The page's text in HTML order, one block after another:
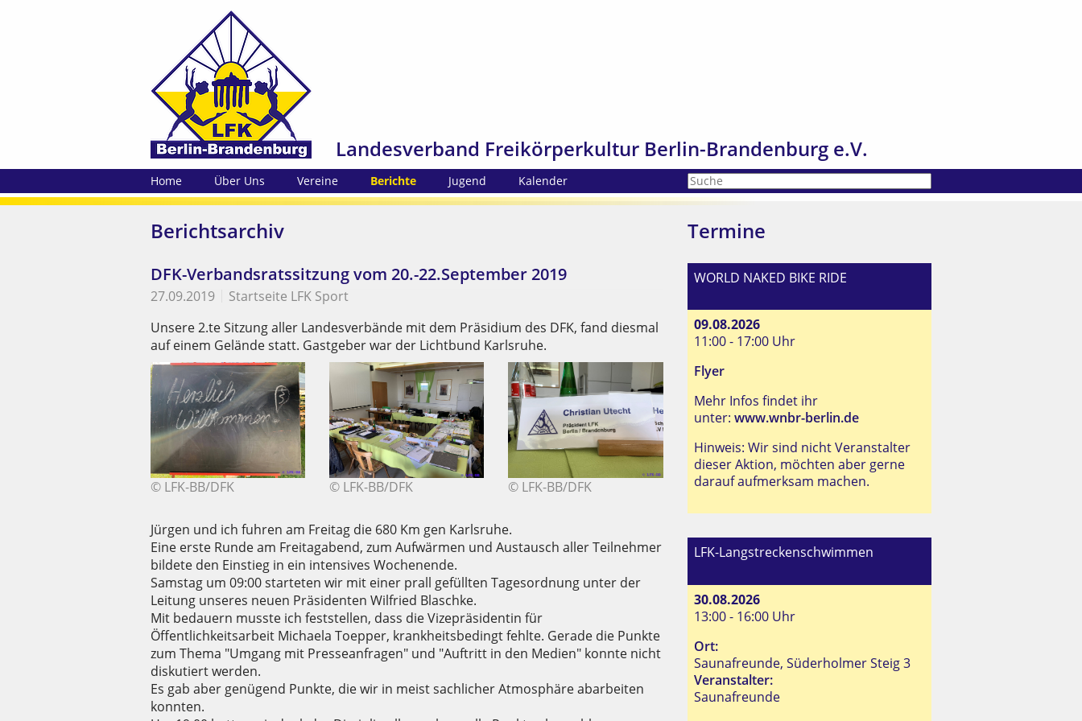
Landesverband Freikörperkultur Berlin-Brandenburg e.V.
Home Über Uns Vereine Berichte Jugend Kalender
Berichtsarchiv
DFK-Verbandsratssitzung vom 20.-22.September 2019
27.09.2019
Startseite LFK Sport
Unsere 2.te Sitzung aller Landesverbände mit dem Präsidium des DFK, fand diesmal
auf einem Gelände statt. Gastgeber war der Lichtbund Karlsruhe.
© LFK-BB/DFK © LFK-BB/DFK © LFK-BB/DFK
Jürgen und ich fuhren am Freitag die 680 Km gen Karlsruhe.
Eine erste Runde am Freitagabend, zum Aufwärmen und Austausch aller Teilnehmer
bildete den Einstieg in ein intensives Wochenende.
Samstag um 09:00 starteten wir mit einer prall gefüllten Tagesordnung unter der
Leitung unseres neuen Präsidenten Wilfried Blaschke.
Mit bedauern musste ich feststellen, dass die Vizepräsidentin für
Öffentlichkeitsarbeit Michaela Toepper, krankheitsbedingt fehlte. Gerade die Punkte
zum Thema "Umgang mit Presseanfragen" und "Auftritt in den Medien" konnte nicht
diskutiert werden.
Es gab aber genügend Punkte, die wir in meist sachlicher Atmosphäre abarbeiten
konnten.
Termine
WORLD NAKED BIKE RIDE
09.08.2026
11:00 - 17:00 Uhr
Flyer
Mehr Infos findet ihr
unter: www.wnbr-berlin.de
Hinweis: Wir sind nicht Veranstalter
dieser Aktion, möchten aber gerne
darauf aufmerksam machen.
LFK-Langstreckenschwimmen
30.08.2026
13:00 - 16:00 Uhr
Ort:
Saunafreunde, Süderholmer Steig 3
Veranstalter:
Saunafreunde